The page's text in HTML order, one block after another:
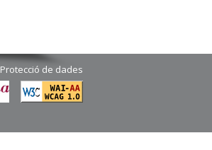
Protecció de dades